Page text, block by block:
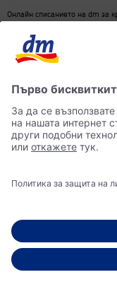
Онлайн списанието на dm за
dm онлайн магазин
© 2026 dm България ЕООД
продукти, здравословно
други.